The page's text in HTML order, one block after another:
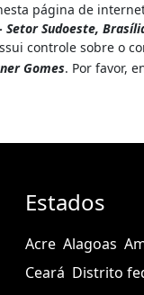
página de
Setor Sudoeste,
controle sobre o
Gomes. Por favor,
Estados
Acre Alagoas
Ceará Distrito